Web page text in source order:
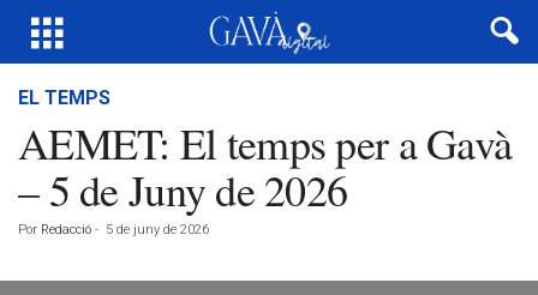
EL TEMPS
AEMET: El temps per a Gavà
– 5 de Juny de 2026
Por Redacció - 5 de juny de 2026